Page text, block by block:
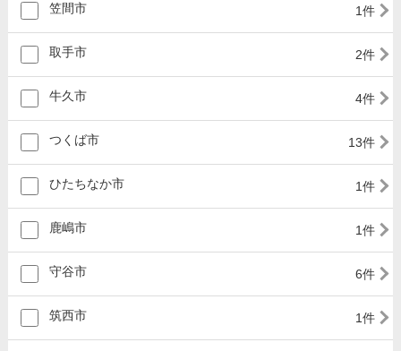
笠間市 1件
取手市 2件
牛久市 4件
つくば市 13件
ひたちなか市 1件
鹿嶋市 1件
守谷市 6件
筑西市 1件